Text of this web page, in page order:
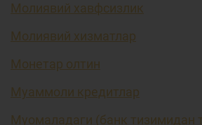
Молиявий хавфсизлик
Молиявий хизматлар
Монетар олтин
Муаммоли кредитлар
Муомаладаги (банк тизимидан